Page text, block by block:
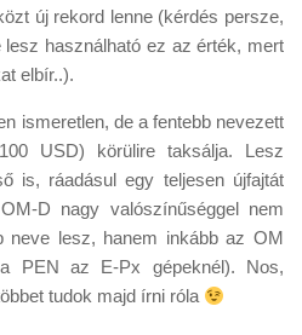
új rekord lenne (kérdés persze,
használható ez az érték, mert
elbír..).
ismeretlen, de a fentebb nevezett
USD) körülire taksálja. Lesz
is, ráadásul egy teljesen újfajtát
D nagy valószínűséggel nem
neve lesz, hanem inkább az OM
PEN az E-Px gépeknél). Nos,
tudok majd írni róla